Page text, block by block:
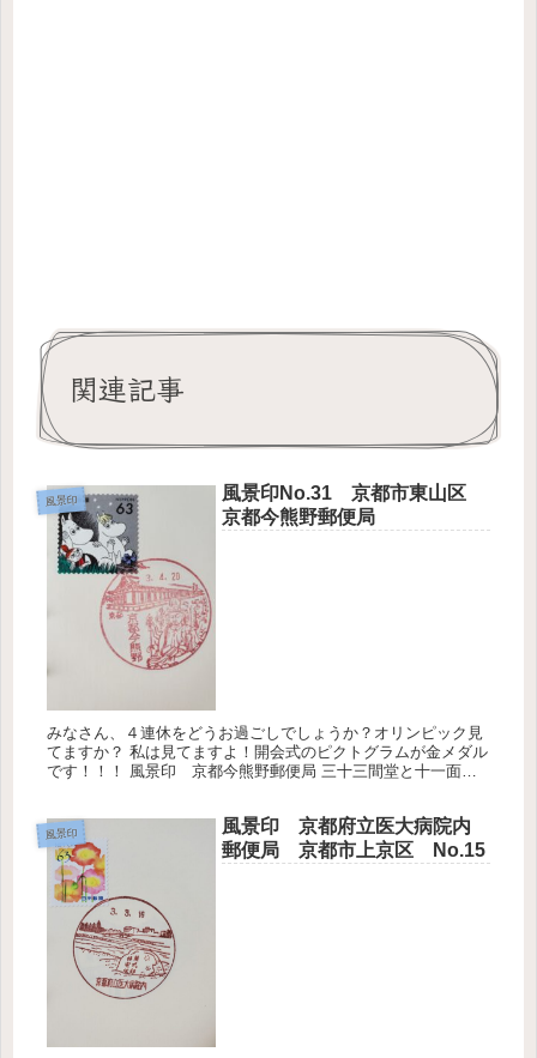
関連記事
風景印
風景印No.31 京都市東山区
京都今熊野郵便局
みなさん、４連休をどうお過ごしでしょうか？オリンピック見
てますか？ 私は見てますよ！開会式のピクトグラムが金メダル
です！！！ 風景印 京都今熊野郵便局 三十三間堂と十一面千
風景印
風景印 京都府立医大病院内
郵便局 京都市上京区 No.15